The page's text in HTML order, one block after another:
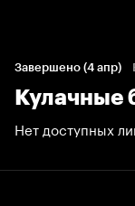
Завершено (4 апр)
Кулачные
Нет доступных